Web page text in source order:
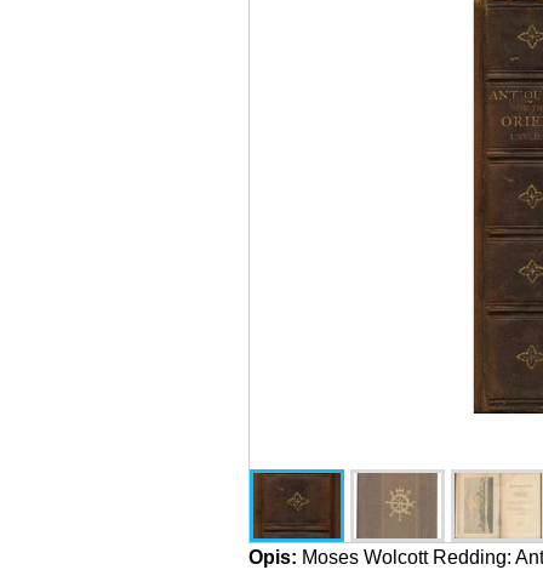
Opis: Moses Wolcott Redding: